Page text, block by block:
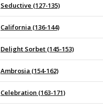
Seductive (127-135)
California (136-144)
Delight Sorbet (145-153)
Ambrosia (154-162)
Celebration (163-171)